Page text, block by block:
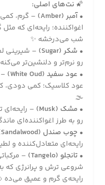
🌠 نت‌های اصلی:
•آمبر (Amber)
– گرم،
اغواکننده؛ رایحه‌ای که
شب می‌درخشه ✨
• شکر (Sugar)
– شیرینی
رو نرم‌تر و دلنشین‌تر
• عود سفید (White Oud)
عود کلاسیک؛ کمی دودی،
🌫️
• مشک (Musk)
– رایحه‌ای
رو به طرز اغواکننده‌ای
• چوب صندل (Sandalwood)
رایحه‌ای متعادل‌کننده و
• تانجلو (Tangelo)
–
شروعی ترش و پرانرژی
رایحه‌ی گرم و عمیق می‌ده